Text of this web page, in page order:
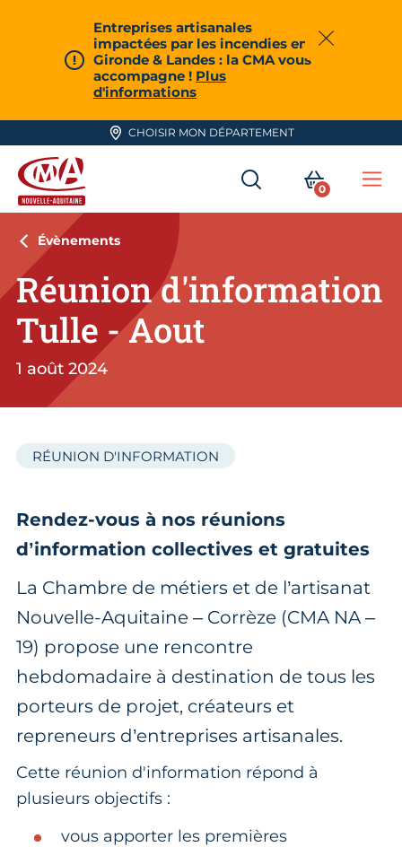
Entreprises artisanales
impactées par les incendies en
Gironde & Landes : la CMA vous
accompagne ! Plus
d'informations
Fermer
CHOISIR MON DÉPARTEMENT
CMA Nouvelle-Aquitaine
RECHERCHER
MON
0
Évènements
Réunion d'information
Tulle - Aout
1 août 2024
RÉUNION D'INFORMATION
Rendez-vous à nos réunions
d’information collectives et gratuites
La Chambre de métiers et de l’artisanat
Nouvelle-Aquitaine – Corrèze (CMA NA –
19) propose une rencontre
hebdomadaire à destination de tous les
porteurs de projet, créateurs et
repreneurs d’entreprises artisanales.
Cette réunion d'information répond à
plusieurs objectifs :
vous apporter les premières